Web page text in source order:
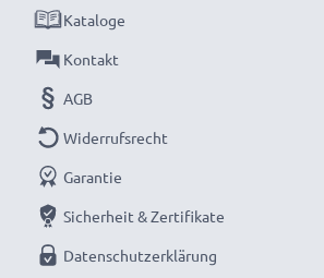
Kataloge
Kontakt
AGB
Widerrufsrecht
Garantie
Sicherheit & Zertifikate
Datenschutzerklärung